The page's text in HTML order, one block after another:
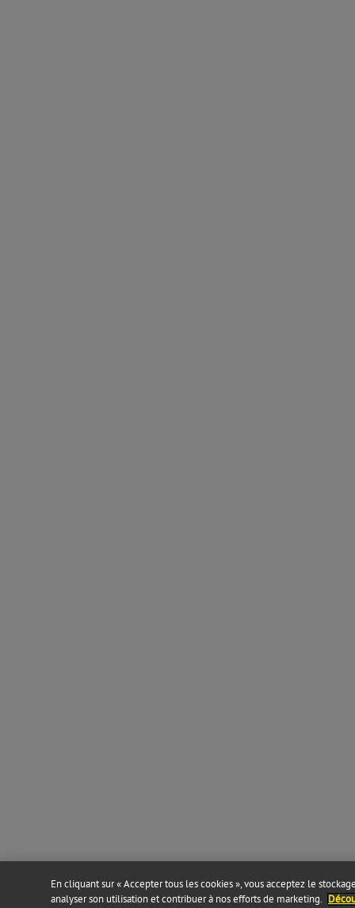
En cliquant sur « Accepter tous les cookies », vous acceptez le
analyser son utilisation et contribuer à nos efforts de marketing.